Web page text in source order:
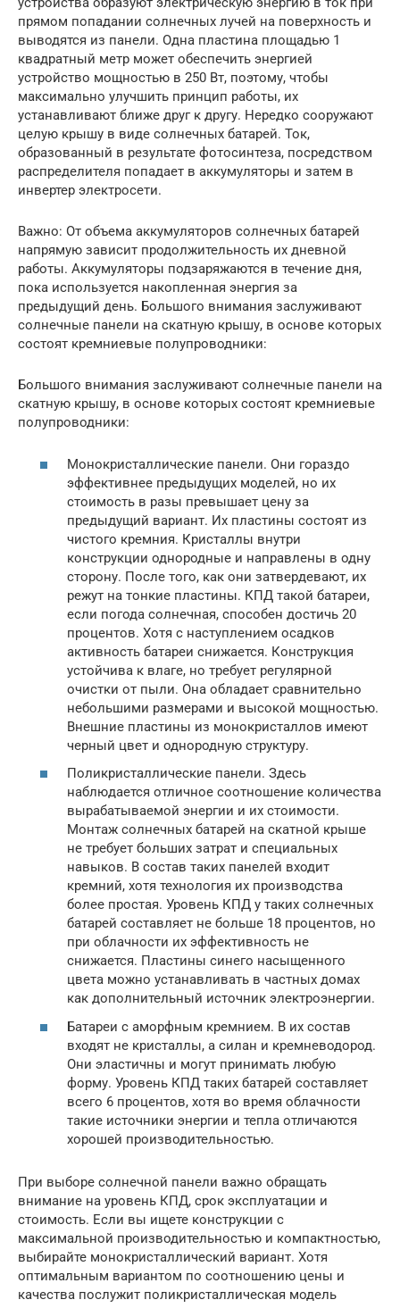
прямом попадании солнечных лучей на поверхность и
выводятся из панели. Одна пластина площадью 1
квадратный метр может обеспечить энергией
устройство мощностью в 250 Вт, поэтому, чтобы
максимально улучшить принцип работы, их
устанавливают ближе друг к другу. Нередко сооружают
целую крышу в виде солнечных батарей. Ток,
образованный в результате фотосинтеза, посредством
распределителя попадает в аккумуляторы и затем в
инвертер электросети.
Важно: От объема аккумуляторов солнечных батарей
напрямую зависит продолжительность их дневной
работы. Аккумуляторы подзаряжаются в течение дня,
пока используется накопленная энергия за
предыдущий день. Большого внимания заслуживают
солнечные панели на скатную крышу, в основе которых
состоят кремниевые полупроводники:
Большого внимания заслуживают солнечные панели на
скатную крышу, в основе которых состоят кремниевые
полупроводники:
Монокристаллические панели. Они гораздо
эффективнее предыдущих моделей, но их
стоимость в разы превышает цену за
предыдущий вариант. Их пластины состоят из
чистого кремния. Кристаллы внутри
конструкции однородные и направлены в одну
сторону. После того, как они затвердевают, их
режут на тонкие пластины. КПД такой батареи,
если погода солнечная, способен достичь 20
процентов. Хотя с наступлением осадков
активность батареи снижается. Конструкция
устойчива к влаге, но требует регулярной
очистки от пыли. Она обладает сравнительно
небольшими размерами и высокой мощностью.
Внешние пластины из монокристаллов имеют
черный цвет и однородную структуру.
Поликристаллические панели. Здесь
наблюдается отличное соотношение количества
вырабатываемой энергии и их стоимости.
Монтаж солнечных батарей на скатной крыше
не требует больших затрат и специальных
навыков. В состав таких панелей входит
кремний, хотя технология их производства
более простая. Уровень КПД у таких солнечных
батарей составляет не больше 18 процентов, но
при облачности их эффективность не
снижается. Пластины синего насыщенного
цвета можно устанавливать в частных домах
как дополнительный источник электроэнергии.
Батареи с аморфным кремнием. В их состав
входят не кристаллы, а силан и кремневодород.
Они эластичны и могут принимать любую
форму. Уровень КПД таких батарей составляет
всего 6 процентов, хотя во время облачности
такие источники энергии и тепла отличаются
хорошей производительностью.
При выборе солнечной панели важно обращать
внимание на уровень КПД, срок эксплуатации и
стоимость. Если вы ищете конструкции с
максимальной производительностью и компактностью,
выбирайте монокристаллический вариант. Хотя
оптимальным вариантом по соотношению цены и
качества послужит поликристаллическая модель